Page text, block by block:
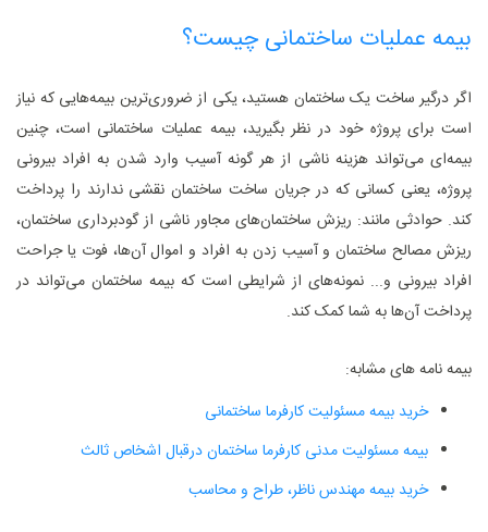
بیمه عملیات ساختمانی چیست؟
اگر درگیر ساخت یک ساختمان هستید، یکی از ضروری‌ترین بیمه‌هایی که نیاز
است برای پروژه خود در نظر بگیرید، بیمه عملیات ساختمانی است، چنین
بیمه‌ای می‌تواند هزینه ناشی از هر گونه آسیب وارد شدن به افراد بیرونی
پروژه، یعنی کسانی که در جریان ساخت ساختمان نقشی ندارند را پرداخت
کند. حوادثی مانند: ریزش ساختمان‌های مجاور ناشی از گود‌برداری ساختمان،
ریزش مصالح ساختمان و آسیب زدن به افراد و اموال آن‌ها، فوت یا جراحت
افراد بیرونی و... نمونه‌های از شرایطی است که بیمه ساختمان می‌تواند در
پرداخت آن‌ها به شما کمک کند.
بیمه نامه های مشابه:
خرید بیمه مسئولیت کارفرما ساختمانی
بیمه مسئولیت مدنی کارفرما ساختمان درقبال اشخاص ثالث
خرید بیمه مهندس ناظر، طراح و محاسب